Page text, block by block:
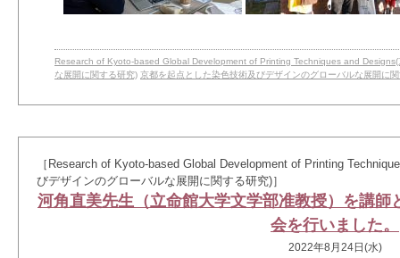
Research of Kyoto-based Global Development of Printing Techniques and Designs(
な展開に関する研究) 京都を起点とした染色技術及びデザインのグローバルな展開に
［Research of Kyoto-based Global Development of Printing
びデザインのグローバルな展開に関する研究)］
河角直美先生（立命館大学文学部准教授）を講師
会を行いました。
2022年8月24日(水)